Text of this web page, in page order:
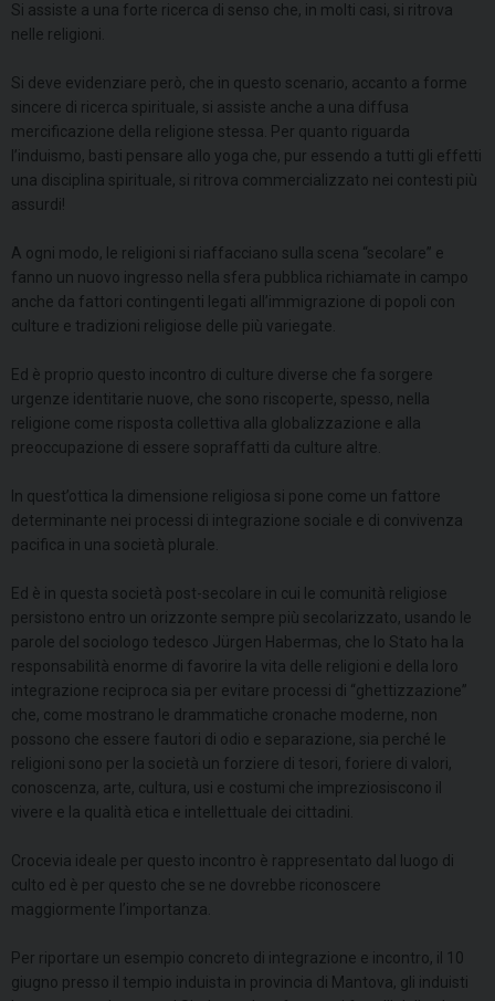
Si assiste a una forte ricerca di senso che, in molti casi, si ritrova
nelle religioni.
Si deve evidenziare però, che in questo scenario, accanto a forme
sincere di ricerca spirituale, si assiste anche a una diffusa
mercificazione della religione stessa. Per quanto riguarda
l’induismo, basti pensare allo yoga che, pur essendo a tutti gli effetti
una disciplina spirituale, si ritrova commercializzato nei contesti più
assurdi!
A ogni modo, le religioni si riaffacciano sulla scena “secolare” e
fanno un nuovo ingresso nella sfera pubblica richiamate in campo
anche da fattori contingenti legati all’immigrazione di popoli con
culture e tradizioni religiose delle più variegate.
Ed è proprio questo incontro di culture diverse che fa sorgere
urgenze identitarie nuove, che sono riscoperte, spesso, nella
religione come risposta collettiva alla globalizzazione e alla
preoccupazione di essere sopraffatti da culture altre.
In quest’ottica la dimensione religiosa si pone come un fattore
determinante nei processi di integrazione sociale e di convivenza
pacifica in una società plurale.
Ed è in questa società post-secolare in cui le comunità religiose
persistono entro un orizzonte sempre più secolarizzato, usando le
parole del sociologo tedesco Jürgen Habermas, che lo Stato ha la
responsabilità enorme di favorire la vita delle religioni e della loro
integrazione reciproca sia per evitare processi di “ghettizzazione”
che, come mostrano le drammatiche cronache moderne, non
possono che essere fautori di odio e separazione, sia perché le
religioni sono per la società un forziere di tesori, foriere di valori,
conoscenza, arte, cultura, usi e costumi che impreziosiscono il
vivere e la qualità etica e intellettuale dei cittadini.
Crocevia ideale per questo incontro è rappresentato dal luogo di
culto ed è per questo che se ne dovrebbe riconoscere
maggiormente l’importanza.
Per riportare un esempio concreto di integrazione e incontro, il 10
giugno presso il tempio induista in provincia di Mantova, gli induisti